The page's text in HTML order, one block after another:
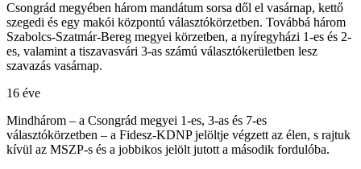
Csongrád megyében három mandátum sorsa dől el vasárnap, kettő
szegedi és egy makói központú választókörzetben. Továbbá három
Szabolcs-Szatmár-Bereg megyei körzetben, a nyíregyházi 1-es és 2-
es, valamint a tiszavasvári 3-as számú választókerületben lesz
szavazás vasárnap.
16 éve
Mindhárom – a Csongrád megyei 1-es, 3-as és 7-es
választókörzetben – a Fidesz-KDNP jelöltje végzett az élen, s rajtuk
kívül az MSZP-s és a jobbikos jelölt jutott a második fordulóba.